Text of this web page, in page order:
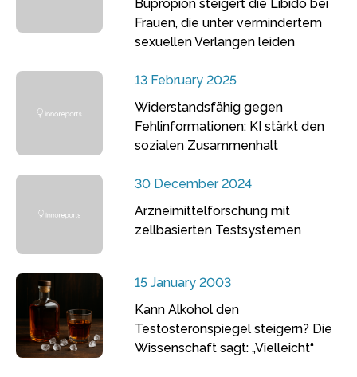
Bupropion steigert die Libido bei
Frauen, die unter vermindertem
sexuellen Verlangen leiden
13 February 2025
Widerstandsfähig gegen
Fehlinformationen: KI stärkt den
sozialen Zusammenhalt
30 December 2024
Arzneimittelforschung mit
zellbasierten Testsystemen
15 January 2003
Kann Alkohol den
Testosteronspiegel steigern? Die
Wissenschaft sagt: „Vielleicht“